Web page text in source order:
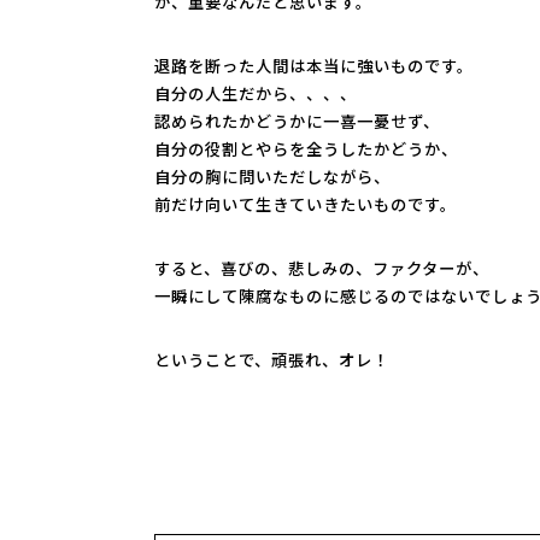
退路を断った人間は本当に強いものです。
自分の人生だから、、、、
認められたかどうかに一喜一憂せず、
自分の役割とやらを全うしたかどうか、
自分の胸に問いただしながら、
前だけ向いて生きていきたいものです。
すると、喜びの、悲しみの、ファクターが、
一瞬にして陳腐なものに感じるのではないでしょ
ということで、頑張れ、オレ！